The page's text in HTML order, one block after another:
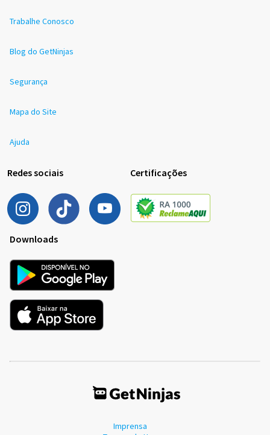
Trabalhe Conosco
Blog do GetNinjas
Segurança
Mapa do Site
Ajuda
Redes sociais Certificações
Downloads
Imprensa